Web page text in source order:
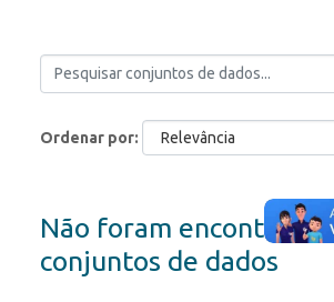
Ordenar por
Não foram encontrados
conjuntos de dados